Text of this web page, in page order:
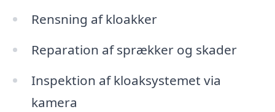
Rensning af kloakker
Reparation af sprækker og skader
Inspektion af kloaksystemet via
kamera